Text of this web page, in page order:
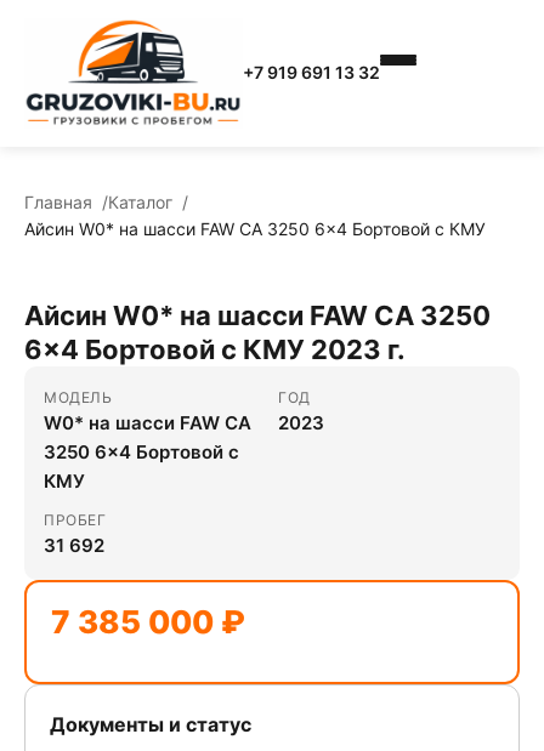
+7 919 691 13 32
Главная
Каталог
Айсин W0* на шасси FAW CA 3250 6x4 Бортовой с КМУ
Айсин W0* на шасси FAW CA 3250
6x4 Бортовой с КМУ 2023 г.
МОДЕЛЬ
W0* на шасси FAW CA
3250 6x4 Бортовой с
КМУ
ГОД
2023
ПРОБЕГ
31 692
7 385 000 ₽
Документы и статус